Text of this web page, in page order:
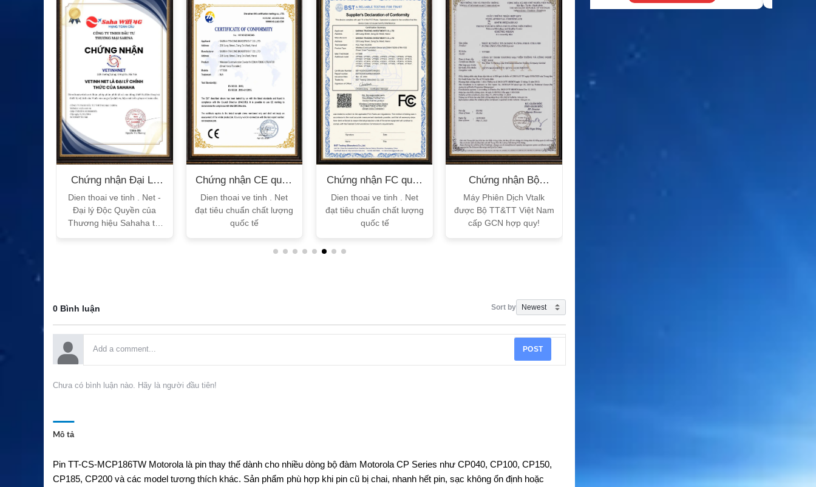
Chứng nhận Đại Lý
Sahaha
Dien thoai ve tinh . Net -
Đại lý Độc Quyền của
Thương hiệu Sahaha tại
Chứng nhận CE quốc
tế
Dien thoai ve tinh . Net
đạt tiêu chuẩn chất lượng
quốc tế
Chứng nhận FC quốc
tế
Dien thoai ve tinh . Net
đạt tiêu chuẩn chất lượng
quốc tế
Chứng nhận Bộ
TT&TT
Máy Phiên Dịch Vtalk
được Bộ TT&TT Việt Nam
cấp GCN hợp quy!
0 Bình luận Sort by
POST
Chưa có bình luận nào. Hãy là người đầu tiên!
Mô tả
Pin TT-CS-MCP186TW Motorola là pin thay thế dành cho nhiều dòng bộ đàm Motorola CP Series như CP040, CP100, CP150,
CP185, CP200 và các model tương thích khác. Sản phẩm phù hợp khi pin cũ bị chai, nhanh hết pin, sạc không ổn định hoặc